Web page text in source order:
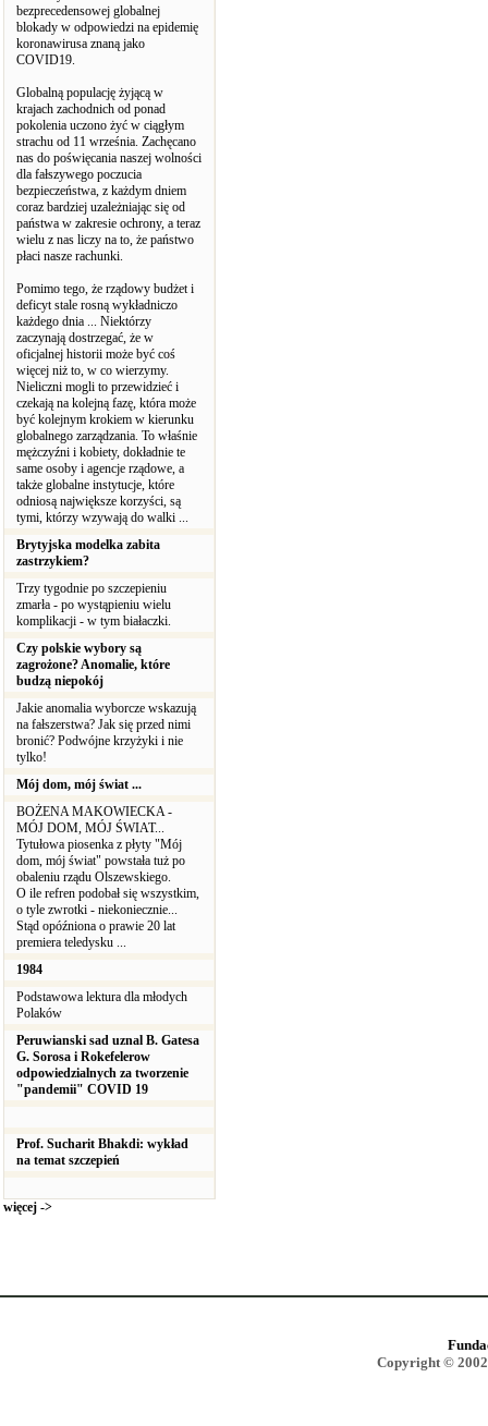
bezprecedensowej globalnej
blokady w odpowiedzi na epidemię
koronawirusa znaną jako
COVID19.
Globalną populację żyjącą w
krajach zachodnich od ponad
pokolenia uczono żyć w ciągłym
strachu od 11 września. Zachęcano
nas do poświęcania naszej wolności
dla fałszywego poczucia
bezpieczeństwa, z każdym dniem
coraz bardziej uzależniając się od
państwa w zakresie ochrony, a teraz
wielu z nas liczy na to, że państwo
płaci nasze rachunki.
Pomimo tego, że rządowy budżet i
deficyt stale rosną wykładniczo
każdego dnia ... Niektórzy
zaczynają dostrzegać, że w
oficjalnej historii może być coś
więcej niż to, w co wierzymy.
Nieliczni mogli to przewidzieć i
czekają na kolejną fazę, która może
być kolejnym krokiem w kierunku
globalnego zarządzania. To właśnie
mężczyźni i kobiety, dokładnie te
same osoby i agencje rządowe, a
także globalne instytucje, które
odniosą największe korzyści, są
tymi, którzy wzywają do walki ...
Brytyjska modelka zabita
zastrzykiem?
Trzy tygodnie po szczepieniu
zmarła - po wystąpieniu wielu
komplikacji - w tym białaczki.
Czy polskie wybory są
zagrożone? Anomalie, które
budzą niepokój
Jakie anomalia wyborcze wskazują
na fałszerstwa? Jak się przed nimi
bronić? Podwójne krzyżyki i nie
tylko!
Mój dom, mój świat ...
BOŻENA MAKOWIECKA -
MÓJ DOM, MÓJ ŚWIAT...
Tytułowa piosenka z płyty "Mój
dom, mój świat" powstała tuż po
obaleniu rządu Olszewskiego.
O ile refren podobał się wszystkim,
o tyle zwrotki - niekoniecznie...
Stąd opóźniona o prawie 20 lat
premiera teledysku ...
1984
Podstawowa lektura dla młodych
Polaków
Peruwianski sad uznal B. Gatesa
G. Sorosa i Rokefelerow
odpowiedzialnych za tworzenie
"pandemii" COVID 19
Prof. Sucharit Bhakdi: wykład
na temat szczepień
więcej ->
Copyright ©